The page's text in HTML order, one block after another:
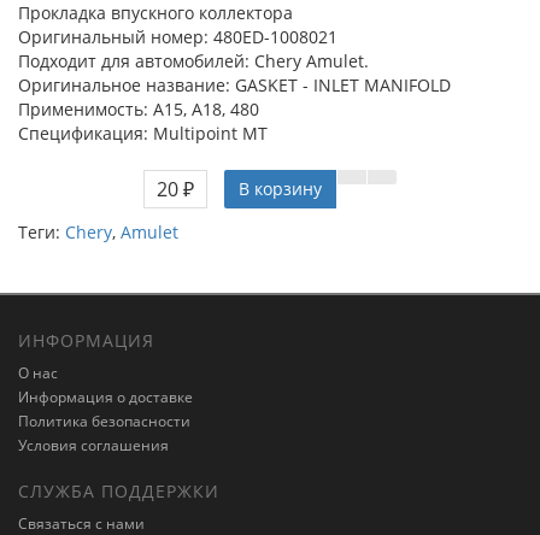
Прокладка впускного коллектора
Оригинальный номер: 480ED-1008021
Подходит для автомобилей: Chery Amulet.
Оригинальное название: GASKET - INLET MANIFOLD
Применимость: A15, A18, 480
Спецификация: Multipoint MT
20 ₽
В корзину
Теги: Chery, Amulet
ИНФОРМАЦИЯ
О нас
Информация о доставке
Политика безопасности
Условия соглашения
СЛУЖБА ПОДДЕРЖКИ
Связаться с нами